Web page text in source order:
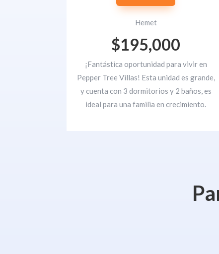
Hemet
$195,000
¡Fantástica oportunidad para vivir en
Pepper Tree Villas! Esta unidad es grande,
y cuenta con 3 dormitorios y 2 baños, es
ideal para una familia en crecimiento.